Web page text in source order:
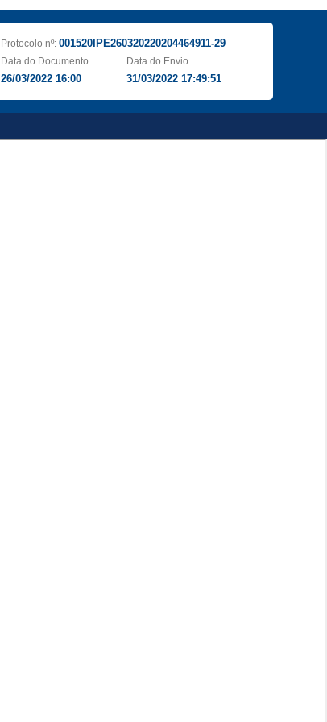
Protocolo nº: 001520IPE260320220204464911-29
Data do Documento
26/03/2022 16:00
Data do Envio
31/03/2022 17:49:51